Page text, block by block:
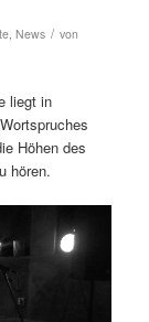
, News / von
liegt in
Höhen des
hören.